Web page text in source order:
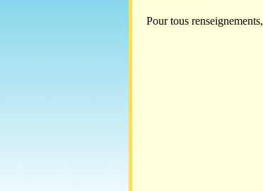
Pour tous renseignements,